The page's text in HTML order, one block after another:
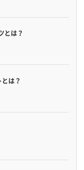
とは？
は？